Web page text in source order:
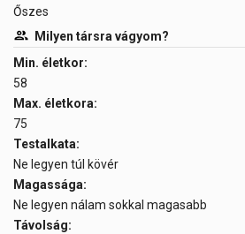
Őszes
Milyen társra vágyom?
Min. életkor:
58
Max. életkora:
75
Testalkata:
Ne legyen túl kövér
Magassága:
Ne legyen nálam sokkal magasabb
Távolság: